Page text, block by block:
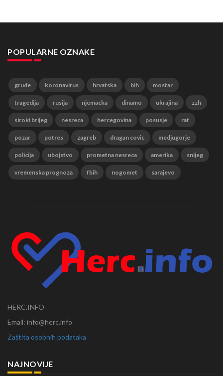
POPULARNE OZNAKE
grude koronavirus hrvatska bih mostar
tragedija rusija njemacka dinamo ukrajina zzh
siroki brijeg nesreca hercegovina posusje rat
pozar potres zagreb dragan covic medjugorje
policija ubojstvo prometna nesreca amerika snijeg
vremenska prognoza fbih nogomet sarajevo
HERC.INFO
Email: info@herc.info
Zaštita osobnih podataka
NAJNOVIJE